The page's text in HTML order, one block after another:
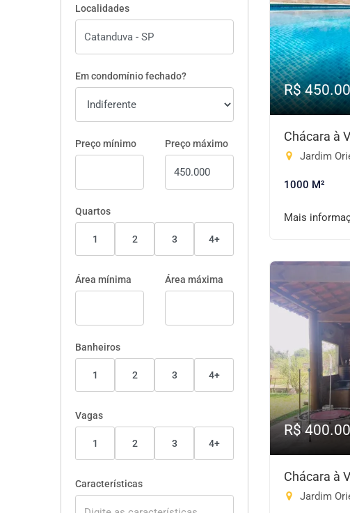
Localidades
Em condomínio fechado?
Preço mínimo Preço máximo
Quartos
1 2 3 4+
Área mínima Área máxima
Banheiros
1 2 3 4+
Vagas
1 2 3 4+
Características
R$
Chácara à
Jardim
1000 M²
Mais
R$
Chácara à
Jardim